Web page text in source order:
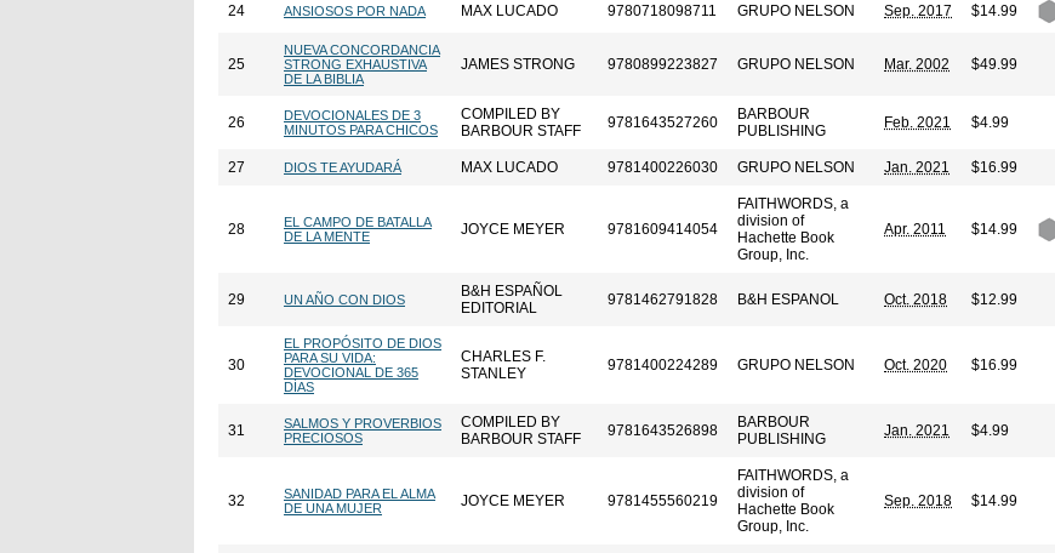
24 ANSIOSOS POR NADA MAX LUCADO 9780718098711 GRUPO NELSON Sep. 2017 $14.99
25
NUEVA CONCORDANCIA
STRONG EXHAUSTIVA
DE LA BIBLIA
JAMES STRONG 9780899223827 GRUPO NELSON Mar. 2002 $49.99
26
DEVOCIONALES DE 3
MINUTOS PARA CHICOS
COMPILED BY
BARBOUR STAFF
9781643527260
BARBOUR
PUBLISHING
Feb. 2021 $4.99
27 DIOS TE AYUDARÁ MAX LUCADO 9781400226030 GRUPO NELSON Jan. 2021 $16.99
28
EL CAMPO DE BATALLA
DE LA MENTE
JOYCE MEYER 9781609414054
FAITHWORDS, a
division of
Hachette Book
Group, Inc.
Apr. 2011 $14.99
29 UN AÑO CON DIOS
B&H ESPAÑOL
EDITORIAL
9781462791828 B&H ESPANOL Oct. 2018 $12.99
30
EL PROPÓSITO DE DIOS
PARA SU VIDA:
DEVOCIONAL DE 365
DÍAS
CHARLES F.
STANLEY
9781400224289 GRUPO NELSON Oct. 2020 $16.99
31
SALMOS Y PROVERBIOS
PRECIOSOS
COMPILED BY
BARBOUR STAFF
9781643526898
BARBOUR
PUBLISHING
Jan. 2021 $4.99
32
SANIDAD PARA EL ALMA
DE UNA MUJER
JOYCE MEYER 9781455560219
FAITHWORDS, a
division of
Hachette Book
Group, Inc.
Sep. 2018 $14.99